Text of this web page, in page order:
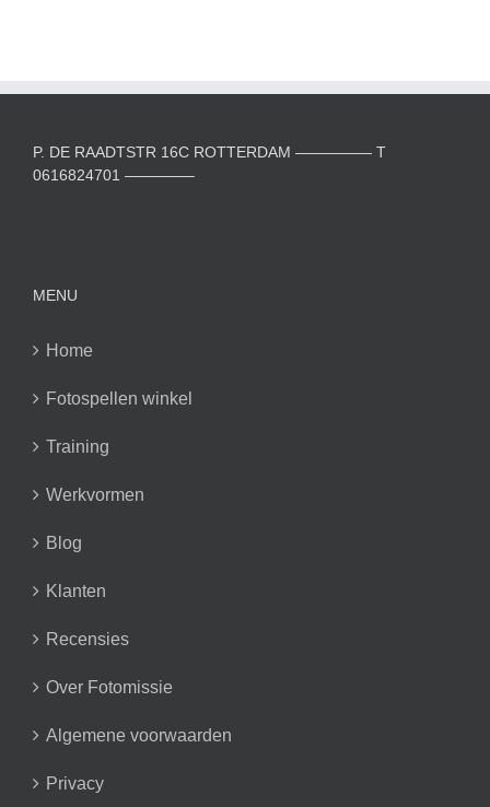
P. DE RAADTSTR 16C ROTTERDAM ————— T
0616824701 ————–
MENU
Home
Fotospellen winkel
Training
Werkvormen
Blog
Klanten
Recensies
Over Fotomissie
Algemene voorwaarden
Privacy